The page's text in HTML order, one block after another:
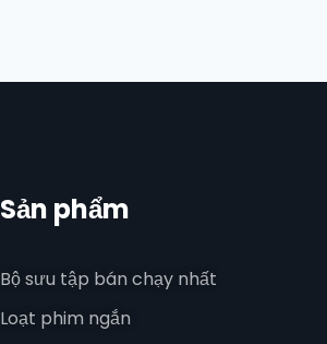
Sản phẩm
Bộ sưu tập bán chạy nhất
Loạt phim ngắn